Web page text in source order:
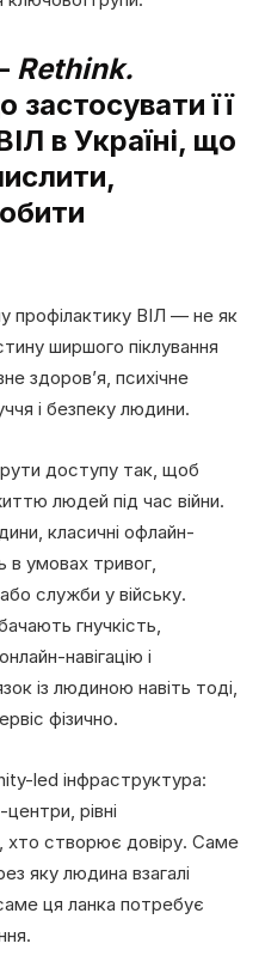
Rethink.
застосувати її
в Україні, що
профілактику ВІЛ — не як
ширшого піклування
здоров’я, психічне
і безпеку людини.
доступу так, щоб
людей під час війни.
класичні офлайн-
умовах тривог,
служби у війську.
гнучкість,
навігацію і
із людиною навіть тоді,
фізично.
led інфраструктура:
центри, рівні
хто створює довіру. Саме
яку людина взагалі
ця ланка потребує